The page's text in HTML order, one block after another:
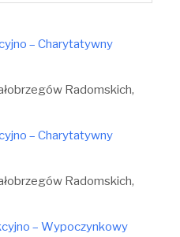
– Charytatywny
Radomskich,
– Charytatywny
Radomskich,
– Wypoczynkowy